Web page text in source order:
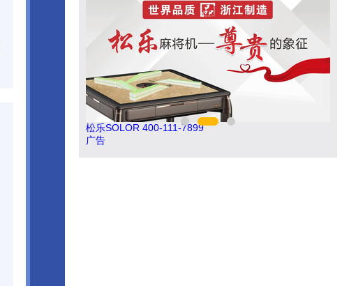
松乐SOLOR 400-111-7899
广告